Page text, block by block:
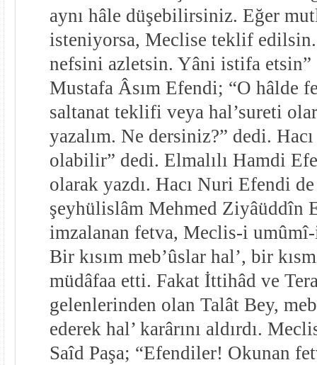
aynı hâle düşebilirsiniz. Eğer
isteniyorsa, Meclise teklif
nefsini azletsin. Yâni istifa etsin”
Mustafa Âsım Efendi; “O hâlde
saltanat teklifi veya hal’sureti
yazalım. Ne dersiniz?” dedi.
olabilir” dedi. Elmalılı Hamdi
olarak yazdı. Hacı Nuri Efendi
şeyhülislâm Mehmed Ziyâüddîn
imzalanan fetva, Meclis-i
Bir kısım meb’ûslar hal’, bir
müdâfaa etti. Fakat İttihâd ve
gelenlerinden olan Talât Bey,
ederek hal’ karârını aldırdı.
Saîd Paşa; “Efendiler! Okunan